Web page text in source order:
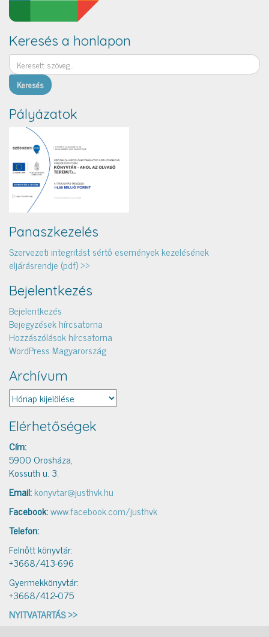
Keresés a honlapon
Keresés
Pályázatok
Panaszkezelés
Szervezeti integritást sértő események kezelésének
eljárásrendje (pdf) >>
Bejelentkezés
Bejelentkezés
Bejegyzések hírcsatorna
Hozzászólások hírcsatorna
WordPress Magyarország
Archívum
Archívum
Elérhetőségek
Cím:
5900 Orosháza,
Kossuth u. 3.
Email:konyvtar@justhvk.hu
Facebook:www.facebook.com/justhvk
Telefon:
Felnőtt könyvtár:
+3668/413-696
Gyermekkönyvtár:
+3668/412-075
NYITVATARTÁS >>